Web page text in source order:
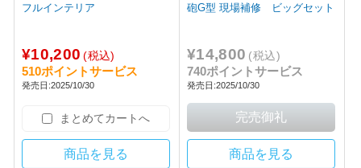
フルインテリア
¥10,200 (税込)
510ポイントサービス
発売日:2025/10/30
まとめてカートへ
商品を見る
砲G型 現場補修 ビッグセット
¥14,800 (税込)
740ポイントサービス
発売日:2025/10/30
商品を見る